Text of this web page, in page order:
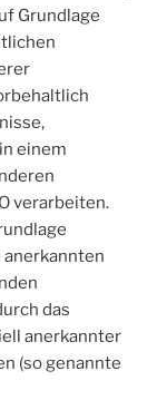
Grundlage
einem
verarbeiten.
das
anerkannter
(so genannte